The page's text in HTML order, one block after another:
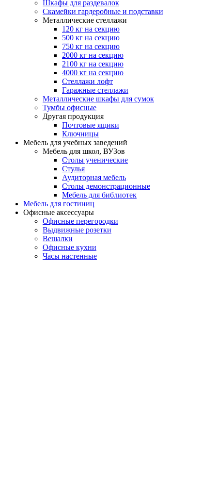
Шкафы для раздевалок
Скамейки гардеробные и подставки
Металлические стеллажи
120 кг на секцию
500 кг на секцию
750 кг на секцию
2000 кг на секцию
2100 кг на секцию
4000 кг на секцию
Стеллажи лофт
Гаражные стеллажи
Металлические шкафы для сумок
Тумбы офисные
Другая продукция
Почтовые ящики
Ключницы
Мебель для учебных заведений
Мебель для школ, ВУЗов
Столы ученические
Стулья
Аудиторная мебель
Столы демонстрационные
Мебель для библиотек
Мебель для гостиниц
Офисные аксессуары
Офисные перегородки
Выдвижные розетки
Вешалки
Офисные кухни
Часы настенные